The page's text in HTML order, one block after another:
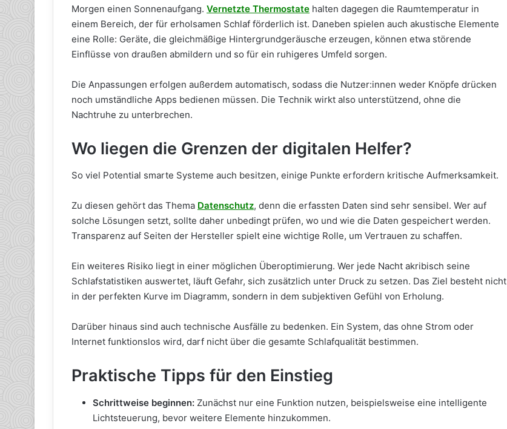
Morgen einen Sonnenaufgang. Vernetzte Thermostate halten dagegen die Raumtemperatur in
einem Bereich, der für erholsamen Schlaf förderlich ist. Daneben spielen auch akustische Elemente
eine Rolle: Geräte, die gleichmäßige Hintergrundgeräusche erzeugen, können etwa störende
Einflüsse von draußen abmildern und so für ein ruhigeres Umfeld sorgen.
Die Anpassungen erfolgen außerdem automatisch, sodass die Nutzer:innen weder Knöpfe drücken
noch umständliche Apps bedienen müssen. Die Technik wirkt also unterstützend, ohne die
Nachtruhe zu unterbrechen.
Wo liegen die Grenzen der digitalen Helfer?
So viel Potential smarte Systeme auch besitzen, einige Punkte erfordern kritische Aufmerksamkeit.
Zu diesen gehört das Thema Datenschutz, denn die erfassten Daten sind sehr sensibel. Wer auf
solche Lösungen setzt, sollte daher unbedingt prüfen, wo und wie die Daten gespeichert werden.
Transparenz auf Seiten der Hersteller spielt eine wichtige Rolle, um Vertrauen zu schaffen.
Ein weiteres Risiko liegt in einer möglichen Überoptimierung. Wer jede Nacht akribisch seine
Schlafstatistiken auswertet, läuft Gefahr, sich zusätzlich unter Druck zu setzen. Das Ziel besteht nicht
in der perfekten Kurve im Diagramm, sondern in dem subjektiven Gefühl von Erholung.
Darüber hinaus sind auch technische Ausfälle zu bedenken. Ein System, das ohne Strom oder
Internet funktionslos wird, darf nicht über die gesamte Schlafqualität bestimmen.
Praktische Tipps für den Einstieg
Schrittweise beginnen: Zunächst nur eine Funktion nutzen, beispielsweise eine intelligente
Lichtsteuerung, bevor weitere Elemente hinzukommen.